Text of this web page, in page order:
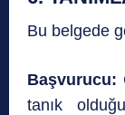
Bu belgede
Başvurucu:
tanık